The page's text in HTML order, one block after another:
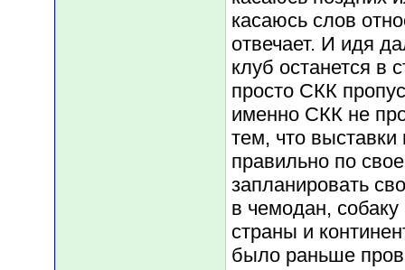
касаюсь слов
отвечает. И идя
клуб останется в
просто СКК
именно СКК не
тем, что
правильно по
запланировать
в чемодан,
страны и
было раньше